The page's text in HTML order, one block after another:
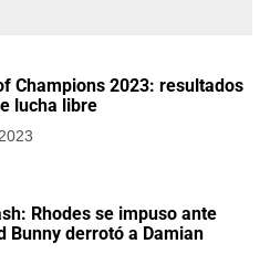
Champions 2023: resultados
lucha libre
Rhodes se impuso ante
Bunny derrotó a Damian